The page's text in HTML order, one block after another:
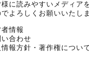
様に読みやすいメディア
よろしくお願いいたし
情報
い合わせ
報方針・著作権につい